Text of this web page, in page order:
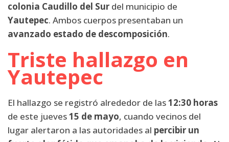
colonia Caudillo del Sur del municipio de
Yautepec. Ambos cuerpos presentaban un
avanzado estado de descomposición.
Triste hallazgo en
Yautepec
El hallazgo se registró alrededor de las12:30 horas
de este jueves15 de mayo, cuando vecinos del
lugar alertaron a las autoridades al percibir un